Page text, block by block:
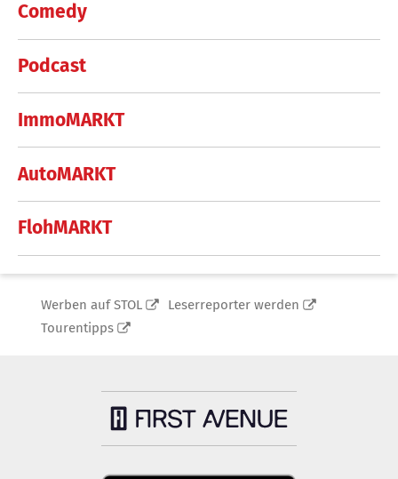
Comedy
Podcast
ImmoMARKT
AutoMARKT
FlohMARKT
Werben auf STOL
Leserreporter werden
Tourentipps